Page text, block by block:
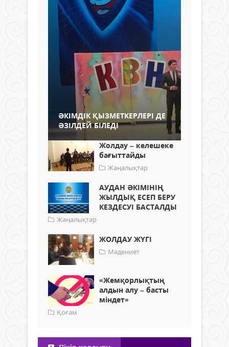
ӘКІМДІК ҚЫЗМЕТКЕРЛЕРІ ДЕ
ӘЗІЛДЕЙ БІЛЕДІ
Жолдау – келешеке
бағыттайды
Жаңалықтар
АУДАН ӘКІМІНІҢ
ЖЫЛДЫҚ ЕСЕП БЕРУ
КЕЗДЕСУІ БАСТАЛДЫ
Жаңалықтар
ЖОЛДАУ ЖҮГІ
Мәдениет
«Жемқорлықтың
алдын алу – басты
міндет»
Қоғам